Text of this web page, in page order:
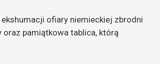
ofiary niemieckiej zbrodni
oraz pamiątkowa tablica, którą